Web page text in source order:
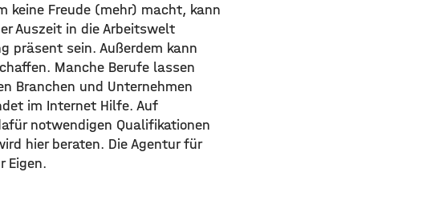
keine Freude (mehr) macht, kann
Auszeit in die Arbeitswelt
präsent sein. Außerdem kann
Manche Berufe lassen
Branchen und Unternehmen
im Internet Hilfe. Auf
notwendigen Qualifikationen
hier beraten. Die Agentur für
Eigen.